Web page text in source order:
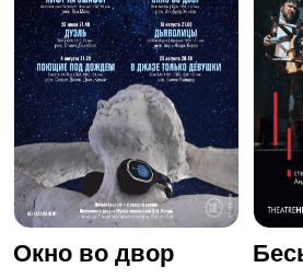
Окно во двор